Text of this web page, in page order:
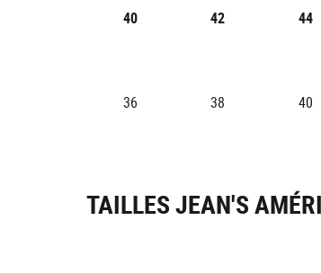
40 42 44
36 38 40
TAILLES JEAN'S